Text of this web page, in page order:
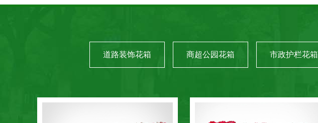
道路装饰花箱 商超公园花箱 市政护栏花箱